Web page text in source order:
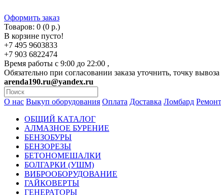
Оформить заказ
Товаров: 0 (0 р.)
В корзине пусто!
+7 495 9603833
+7 903 6822474
Время работы с 9:00 до 22:00 ,
Обязательно при согласовании заказа уточнить, точку
arenda190.ru@yandex.ru
О нас Выкуп оборудования Оплата Доставка Ломбард
ОБЩИЙ КАТАЛОГ
АЛМАЗНОЕ БУРЕНИЕ
БЕНЗОБУРЫ
БЕНЗОРЕЗЫ
БЕТОНОМЕШАЛКИ
БОЛГАРКИ (УШМ)
ВИБРООБОРУДОВАНИЕ
ГАЙКОВЕРТЫ
ГЕНЕРАТОРЫ